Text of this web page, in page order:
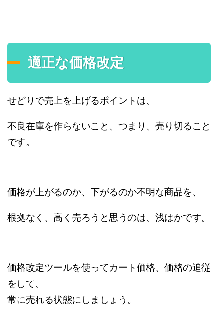
適正な価格改定
せどりで売上を上げるポイントは、
不良在庫を作らないこと、つまり、売り切ること
です。
価格が上がるのか、下がるのか不明な商品を、
根拠なく、高く売ろうと思うのは、浅はかです。
価格改定ツールを使ってカート価格、価格の追従
をして、
常に売れる状態にしましょう。